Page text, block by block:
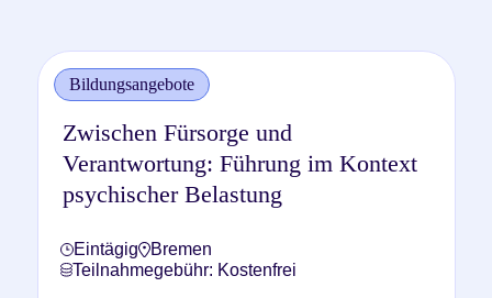
Bildungsangebote
Zwischen Fürsorge und
Verantwortung: Führung im Kontext
psychischer Belastung
Eintägig
Bremen
Teilnahmegebühr: Kostenfrei